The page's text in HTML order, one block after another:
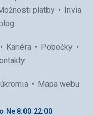
platby
Invia
Kariéra
Pobočky
Mapa webu
8:00‑22:00